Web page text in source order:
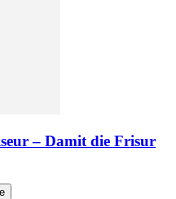
– Damit die Frisur